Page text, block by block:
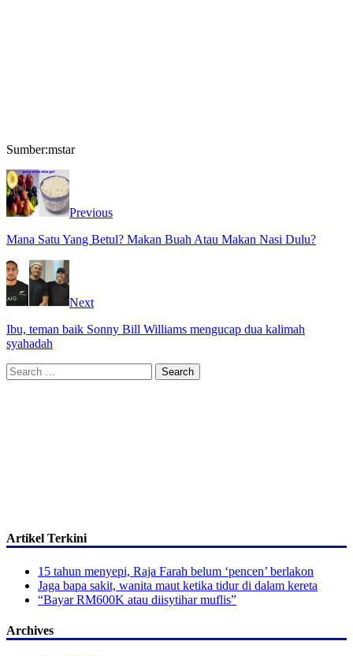
Sumber:mstar
Previous
Mana Satu Yang Betul? Makan Buah Atau Makan Nasi Dulu?
Next
Ibu, teman baik Sonny Bill Williams mengucap dua kalimah
syahadah
Search
for:
Artikel Terkini
15 tahun menyepi, Raja Farah belum ‘pencen’ berlakon
Jaga bapa sakit, wanita maut ketika tidur di dalam kereta
“Bayar RM600K atau diisytihar muflis”
Archives